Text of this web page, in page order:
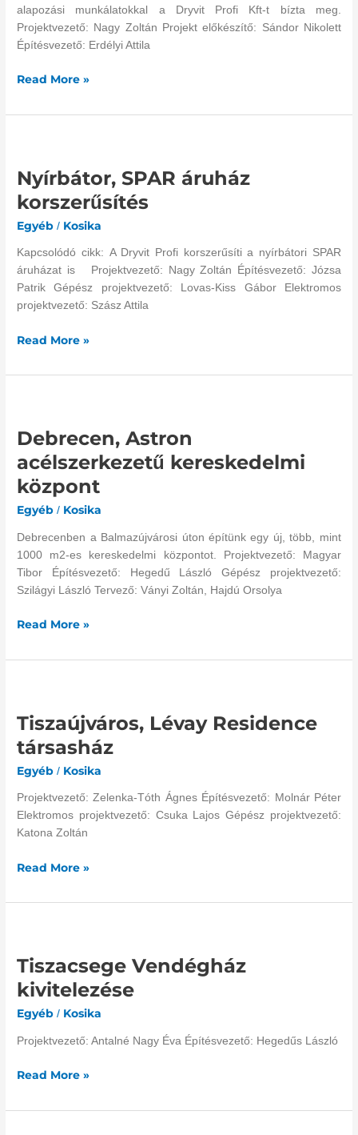
alapozási munkálatokkal a Dryvit Profi Kft-t bízta meg.
Projektvezető: Nagy Zoltán Projekt előkészítő: Sándor Nikolett
Építésvezető: Erdélyi Attila
Read More »
Nyírbátor, SPAR áruház
korszerűsítés
Egyéb / Kosika
Kapcsolódó cikk: A Dryvit Profi korszerűsíti a nyírbátori SPAR
áruházat is Projektvezető: Nagy Zoltán Építésvezető: Józsa
Patrik Gépész projektvezető: Lovas-Kiss Gábor Elektromos
projektvezető: Szász Attila
áruház
korszerűsítés
Read More »
Debrecen, Astron
acélszerkezetű kereskedelmi
központ
Egyéb / Kosika
Debrecenben a Balmazújvárosi úton építünk egy új, több, mint
1000 m2-es kereskedelmi központot. Projektvezető: Magyar
Tibor Építésvezető: Hegedű László Gépész projektvezető:
Szilágyi László Tervező: Ványi Zoltán, Hajdú Orsolya
acélszerkezetű
kereskedelmi
központ
Read More »
Tiszaújváros, Lévay Residence
társasház
Egyéb / Kosika
Projektvezető: Zelenka-Tóth Ágnes Építésvezető: Molnár Péter
Elektromos projektvezető: Csuka Lajos Gépész projektvezető:
Katona Zoltán
Residence
társasház
Read More »
Tiszacsege Vendégház
kivitelezése
Egyéb / Kosika
Projektvezető: Antalné Nagy Éva Építésvezető: Hegedűs László
kivitelezése
Read More »